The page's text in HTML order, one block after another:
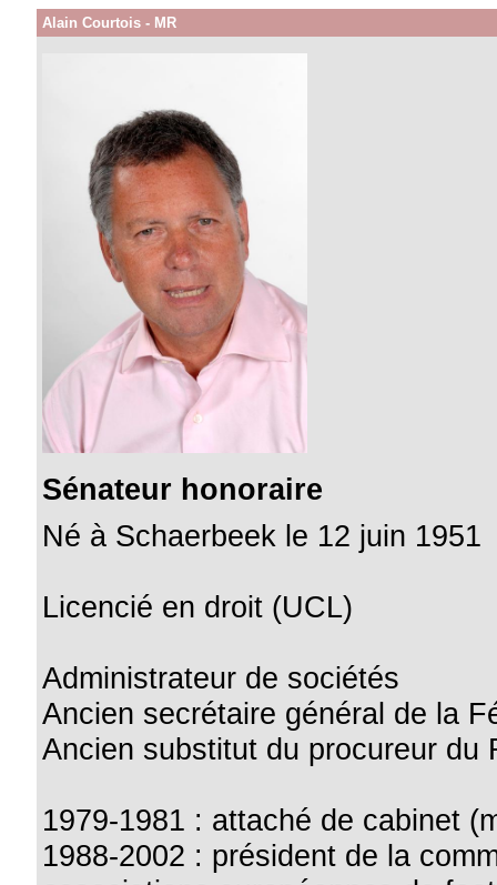
Alain Courtois - MR
Sénateur honoraire
Né à Schaerbeek le 12 juin 1951
Licencié en droit (UCL)
Administrateur de sociétés
Ancien secrétaire général de la
Ancien substitut du procureur du
1979-1981 : attaché de cabinet
1988-2002 : président de la